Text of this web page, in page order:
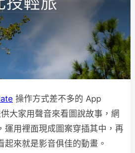
操作方式差不多的 App
大家用聲音來看圖說故事，網
運用裡面現成圖案穿插其中，再
起來就是影音俱佳的動畫。